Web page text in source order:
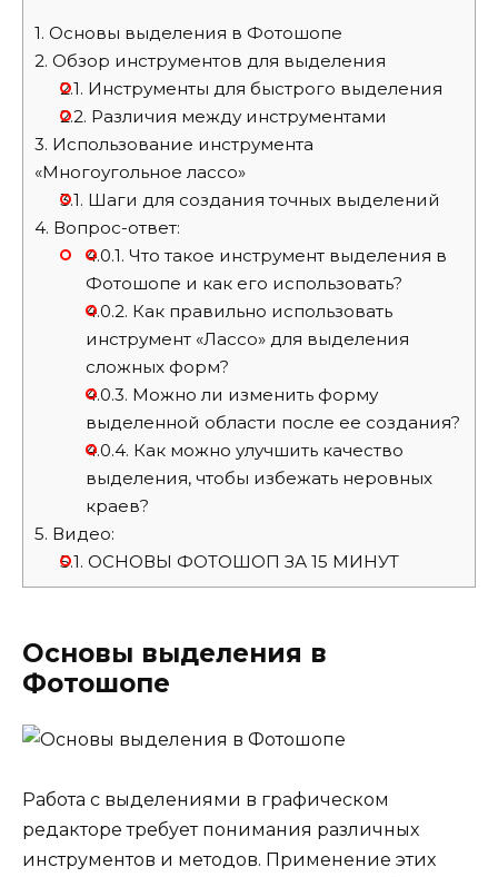
1. Основы выделения в Фотошопе
2. Обзор инструментов для выделения
2.1. Инструменты для быстрого выделения
2.2. Различия между инструментами
3. Использование инструмента
«Многоугольное лассо»
3.1. Шаги для создания точных выделений
4. Вопрос-ответ:
4.0.1. Что такое инструмент выделения в
Фотошопе и как его использовать?
4.0.2. Как правильно использовать
инструмент «Лассо» для выделения
сложных форм?
4.0.3. Можно ли изменить форму
выделенной области после ее создания?
4.0.4. Как можно улучшить качество
выделения, чтобы избежать неровных
краев?
5. Видео:
5.1. ОСНОВЫ ФОТОШОП ЗА 15 МИНУТ
Основы выделения в
Фотошопе
Работа с выделениями в графическом
редакторе требует понимания различных
инструментов и методов. Применение этих